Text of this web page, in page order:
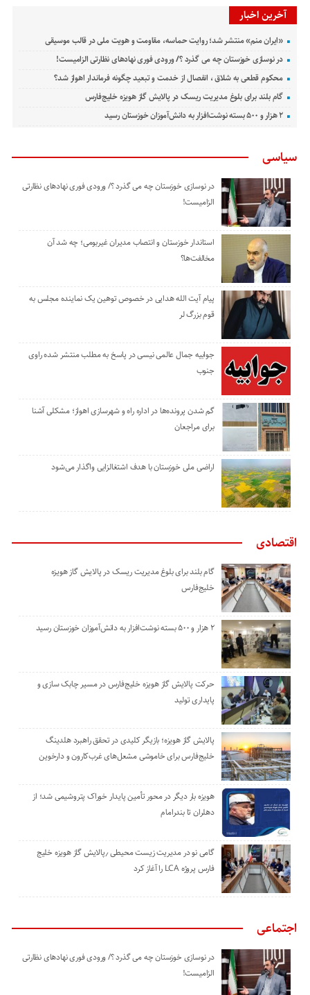
آخرین اخبار
«ایران منم» منتشر شد؛ روایت حماسه، مقاومت و هویت ملی در قالب موسیقی
در نوسازی خوزستان چه می گذرد ؟/ ورودی فوری نهادهای نظارتی الزامیست!
محکوم قطعی به شلاق ، انفصال از خدمت و تبعید چگونه فرماندار اهواز شد؟
گام بلند برای بلوغ مدیریت ریسک در پالایش گاز هویزه خلیج‌فارس
۲ هزار و ۵۰۰ بسته نوشت‌افزار به دانش‌آموزان خوزستان رسید
سیاسی
در نوسازی خوزستان چه می گذرد ؟/ ورودی فوری نهادهای نظارتی
الزامیست!
استاندار خوزستان و انتصاب مدیران غیربومی؛ چه شد آن
مخالفت‌ها؟
پیام آیت الله هدایی در خصوص توهین یک نماینده مجلس به
قوم بزرگ لر
جوابیه جمال عالمی نیسی در پاسخ به مطلب منتشر شده راوی
جنوب
گم شدن پرونده‌ها در اداره راه و شهرسازی اهواز؛ مشکلی آشنا
برای مراجعان
اراضی ملی خوزستان با هدف اشتغالزایی واگذار می‌شود
اقتصادی
گام بلند برای بلوغ مدیریت ریسک در پالایش گاز هویزه
خلیج‌فارس
۲ هزار و ۵۰۰ بسته نوشت‌افزار به دانش‌آموزان خوزستان رسید
حرکت پالایش گاز هویزه خلیج‌فارس در مسیر چابک سازی و
پایداری تولید
پالایش گاز هویزه؛ بازیگر کلیدی در تحقق راهبرد هلدینگ
خلیج‌فارس برای خاموشی مشعل‌های غرب‌کارون و دارخوین
هویزه بار دیگر در محور تأمین پایدار خوراک پتروشیمی شد؛ از
دهلران تا بندرامام
گامی نو در مدیریت زیست ‌محیطی ٫پالایش گاز هویزه خلیج
‌فارس پروژه LCA را آغاز کرد
اجتماعی
در نوسازی خوزستان چه می گذرد ؟/ ورودی فوری نهادهای نظارتی
الزامیست!